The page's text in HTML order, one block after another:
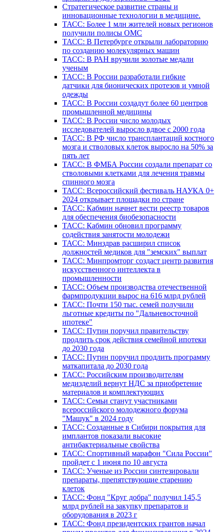
Стратегическое развитие страны и
инновационные технологии в медицине.
ТАСС: Более 1 млн жителей новых регионов
получили полисы ОМС
ТАСС: В Петербурге открыли лабораторию
по созданию молекулярных машин
ТАСС: В РАН вручили золотые медали
ученым
ТАСС: В России разработали гибкие
датчики для бионических протезов и умной
одежды
ТАСС: В России создадут более 60 центров
промышленной медицины
ТАСС: В России число молодых
исследователей выросло вдвое с 2000 года
ТАСС: В РФ число трансплантаций костного
мозга и стволовых клеток выросло на 50% за
пять лет
ТАСС: В ФМБА России создали препарат со
стволовыми клетками для лечения травмы
спинного мозга
ТАСС: Всероссийский фестиваль НАУКА 0+
2024 открывает площадки по стране
ТАСС: Кабмин начнет вести реестр товаров
для обеспечения биобезопасности
ТАСС: Кабмин обновил программу
содействия занятости молодежи
ТАСС: Минздрав расширил список
должностей медиков для "земских" выплат
ТАСС: Минпромторг создаст центр развития
искусственного интеллекта в
промышленности
ТАСС: Объем производства отечественной
фармпродукции вырос на 616 млрд рублей
ТАСС: Почти 150 тыс. семей получили
льготные кредиты по "Дальневосточной
ипотеке"
ТАСС: Путин поручил правительству
продлить срок действия семейной ипотеки
до 2030 года
ТАСС: Путин поручил продлить программу
маткапитала до 2030 года
ТАСС: Российским производителям
медизделий вернут НДС за приобретение
материалов и комплектующих
ТАСС: Семьи станут участниками
всероссийского молодежного форума
"Машук" в 2024 году
ТАСС: Созданные в Сибири покрытия для
имплантов показали высокие
антибактериальные свойства
ТАСС: Спортивный марафон "Сила России"
пройдет с 1 июня по 10 августа
ТАСС: Ученые из России синтезировали
препараты, препятствующие старению
клеток
ТАСС: Фонд "Круг добра" получил 145,5
млрд рублей на закупку препаратов и
оборудования в 2023 г
ТАСС: Фонд президентских грантов начал